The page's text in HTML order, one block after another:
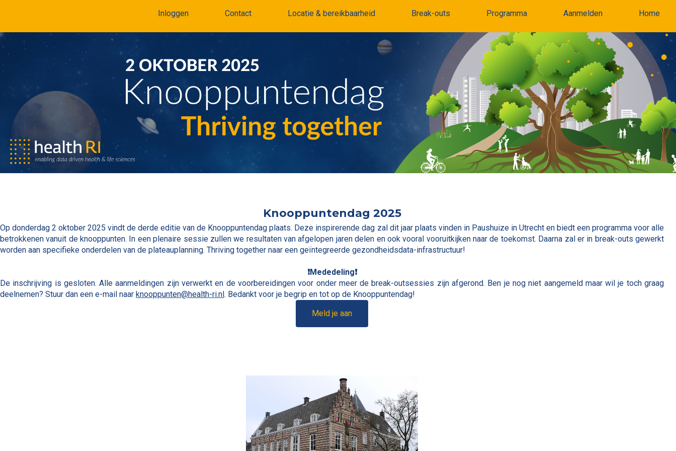
Home
Aanmelden
Programma
Break-outs
Locatie & bereikbaarheid
Contact
Inloggen
Knooppuntendag 2025​
Op donderdag 2 oktober 2025 vindt de derde editie van de Knooppuntendag plaats. Deze inspirerende dag zal dit jaar plaats vinden in Paushuize in Utrecht en biedt een programma voor alle
betrokkenen vanuit de knooppunten. In een plenaire sessie zullen we resultaten van afgelopen jaren delen en ook vooral vooruitkijken naar de toekomst. Daarna zal er in break-outs gewerkt
worden aan specifieke onderdelen van de plateauplanning. Thriving together naar een geïntegreerde gezondheidsdata-infrastructuur!
❗Mededeling❗
De inschrijving is gesloten. Alle aanmeldingen zijn verwerkt en de voorbereidingen voor onder meer de break-outsessies zijn afgerond. Ben je nog niet aangemeld maar wil je toch graag
deelnemen? Stuur dan een e-mail naar knooppunten@health-ri.nl. Bedankt voor je begrip en tot op de Knooppuntendag!
Meld je aan